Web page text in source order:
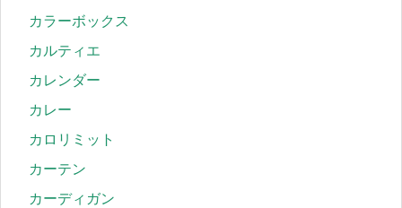
カラーボックス
カルティエ
カレンダー
カレー
カロリミット
カーテン
カーディガン